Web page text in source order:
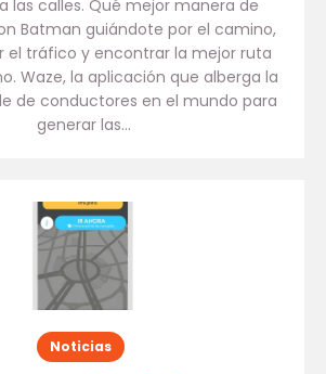
las calles. Qué mejor manera de
Batman guiándote por el camino,
el tráfico y encontrar la mejor ruta
Waze, la aplicación que alberga la
de conductores en el mundo para
generar las…
Noticias